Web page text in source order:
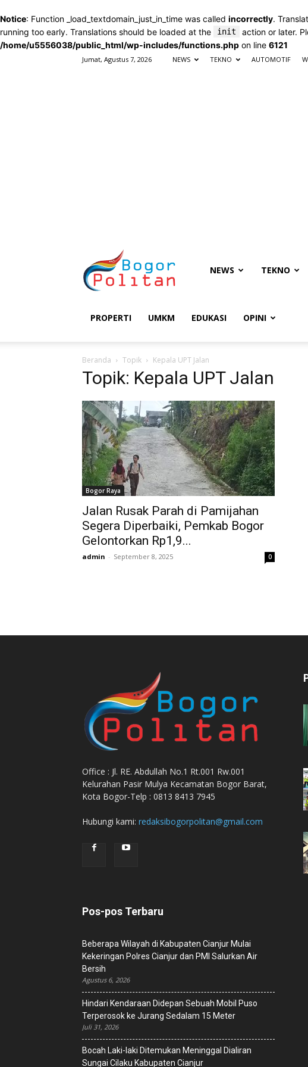
Notice: Function _load_textdomain_just_in_time was called incorrectly.
running too early. Translations should be loaded at the
init action or later.
/home/u5556038/public_html/wp-includes/functions.php on line 6121
Jumat, Agustus 7, 2026 NEWS TEKNO AUTOMOTIF
Bogorpolitan
NEWS TEKNO
PROPERTI UMKM EDUKASI OPINI
Beranda Topik Kepala UPT Jalan
Topik: Kepala UPT Jalan
Bogor Raya
Jalan Rusak Parah di Pamijahan
Segera Diperbaiki, Pemkab Bogor
Gelontorkan Rp1,9...
admin - September 8, 2025 0
Office : Jl. RE. Abdullah No.1 Rt.001 Rw.001
Kelurahan Pasir Mulya Kecamatan Bogor Barat,
Kota Bogor-Telp : 0813 8413 7945
Hubungi kami: redaksibogorpolitan@gmail.com
Pos-pos Terbaru
Beberapa Wilayah di Kabupaten Cianjur Mulai
Kekeringan Polres Cianjur dan PMI Salurkan Air
Bersih
Agustus 6, 2026
Hindari Kendaraan Didepan Sebuah Mobil Puso
Terperosok ke Jurang Sedalam 15 Meter
Juli 31, 2026
Bocah Laki-laki Ditemukan Meninggal Dialiran
Sungai Cilaku Kabupaten Cianjur